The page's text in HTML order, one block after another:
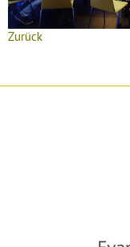
Zurück